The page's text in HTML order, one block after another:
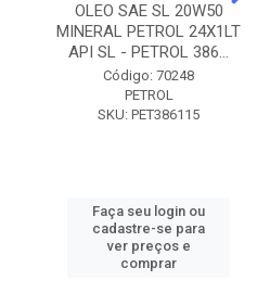
OLEO SAE SL 20W50
MINERAL PETROL 24X1LT
API SL - PETROL 386...
Código: 70248
PETROL
SKU: PET386115
Faça seu login ou
cadastre-se para
ver preços e
comprar